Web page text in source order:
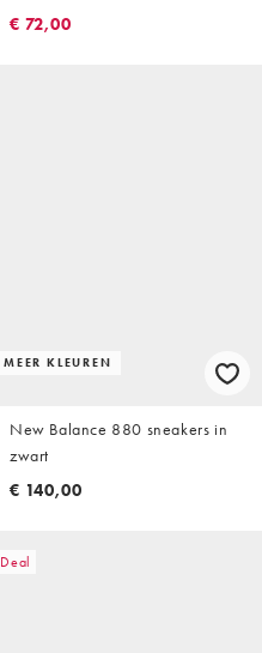
€ 72,00
MEER KLEUREN
New Balance 880 sneakers in
zwart
€ 140,00
Deal